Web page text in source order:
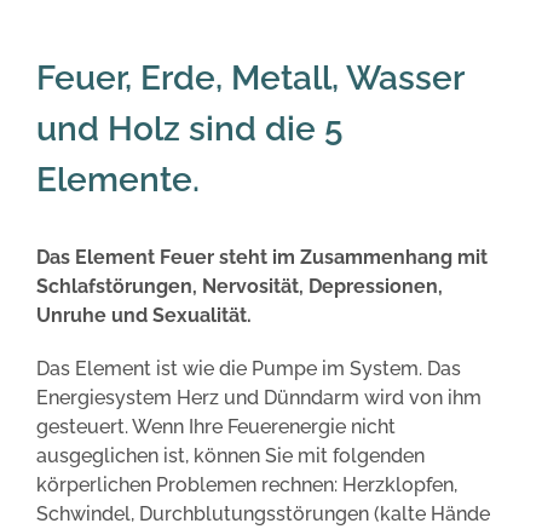
Feuer, Erde, Metall, Wasser
und Holz sind die 5
Elemente.
Das Element Feuer steht im Zusammenhang mit
Schlafstörungen, Nervosität, Depressionen,
Unruhe und Sexualität.
Das Element ist wie die Pumpe im System. Das
Energiesystem Herz und Dünndarm wird von ihm
gesteuert. Wenn Ihre Feuerenergie nicht
ausgeglichen ist, können Sie mit folgenden
körperlichen Problemen rechnen: Herzklopfen,
Schwindel, Durchblutungsstörungen (kalte Hände